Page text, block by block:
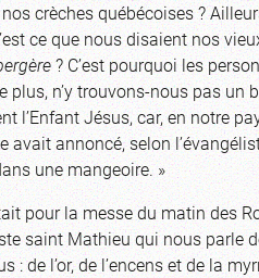
crèches québécoises ?
ce que nous disaient nos
? C’est pourquoi les
plus, n’y trouvons-nous pas
l’Enfant Jésus, car, en notre
avait annoncé, selon
une mangeoire. »
pour la messe du matin des
saint Mathieu qui nous parle
: de l’or, de l’encens et de la